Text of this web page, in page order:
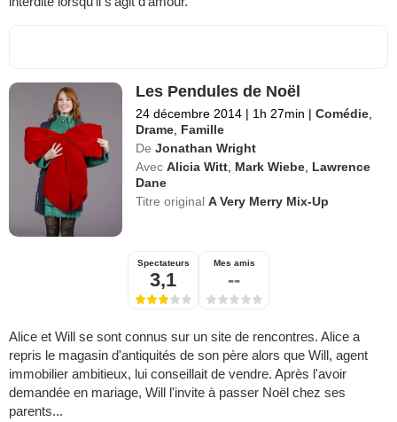
Les Pendules de Noël
24 décembre 2014 | 1h 27min | Comédie,
Drame, Famille
De Jonathan Wright
Avec Alicia Witt, Mark Wiebe, Lawrence
Dane
Titre originalA Very Merry Mix-Up
Spectateurs
3,1
Mes amis
--
Alice et Will se sont connus sur un site de rencontres. Alice a
repris le magasin d'antiquités de son père alors que Will, agent
immobilier ambitieux, lui conseillait de vendre. Après l'avoir
demandée en mariage, Will l'invite à passer Noël chez ses
parents...